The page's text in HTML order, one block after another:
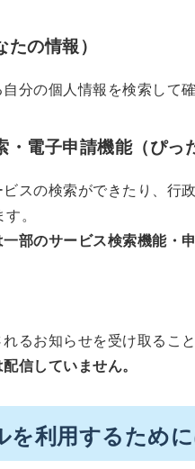
の情報）
分の個人情報を検索して
電子申請機能（ぴっ
スの検索ができたり、行
。
部のサービス検索機能・
るお知らせを受け取ること
信していません。
を利用するため